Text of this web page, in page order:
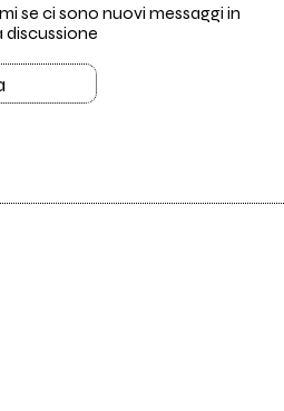
se ci sono nuovi messaggi in
discussione